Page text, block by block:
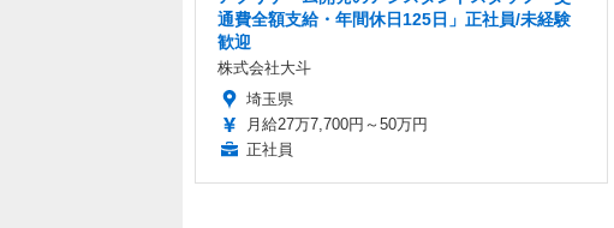
通費全額支給・年間休日125日」正社員/未経験
歓迎
株式会社大斗
埼玉県
月給27万7,700円～50万円
正社員